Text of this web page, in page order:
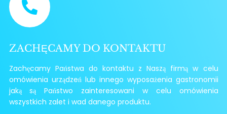
ZACHĘCAMY DO KONTAKTU
Zachęcamy Państwa do kontaktu z Naszą firmą w celu
omówienia urządzeń lub innego wyposażenia gastronomii
jaką są Państwo zainteresowani w celu omówienia
wszystkich zalet i wad danego produktu.